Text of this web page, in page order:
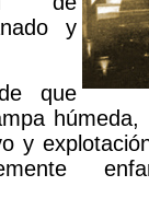
y
que
húmeda,
y